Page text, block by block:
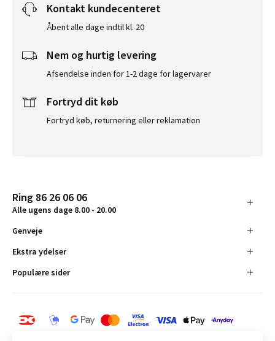
Kontakt kundecenteret
Åbent alle dage indtil kl. 20
Nem og hurtig levering
Afsendelse inden for 1-2 dage for lagervarer
Fortryd dit køb
Fortryd køb, returnering eller reklamation
Ring 86 26 06 06
Alle ugens dage 8.00 - 20.00
Genveje
Ekstra ydelser
Populære sider